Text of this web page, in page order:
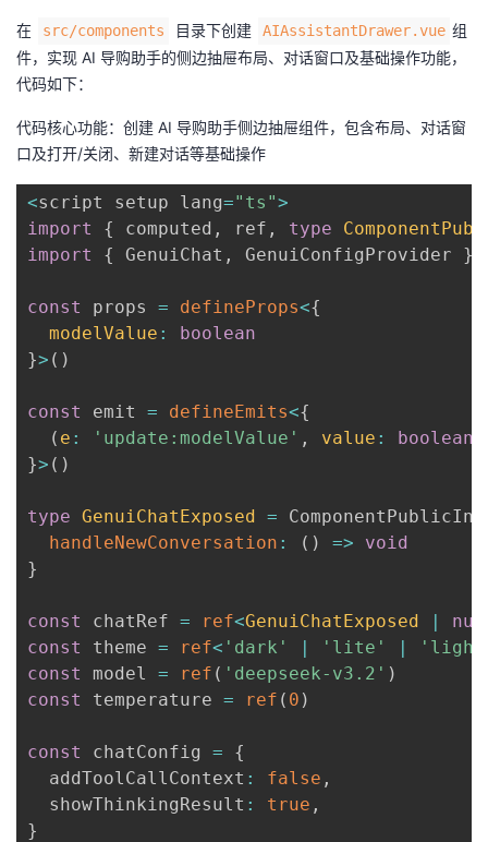
在 src/components 目录下创建 AIAssistantDrawer.vue 组
件，实现 AI 导购助手的侧边抽屉布局、对话窗口及基础操作功能，
代码如下：
代码核心功能：创建 AI 导购助手侧边抽屉组件，包含布局、对话窗
口及打开/关闭、新建对话等基础操作
<script setup lang="ts">
import
{ computed , ref , type
import
{ GenuiChat , GenuiConfigProvider }
const props = defineProps<{
  modelValue
:
boolean
}> ( )
const emit = defineEmits<{
( e : 'update:modelValue' , value : boolean
}> ( )
type GenuiChatExposed =
handleNewConversation : ( ) =>
void
}
const chatRef = ref<GenuiChatExposed |
const
theme = ref< 'dark' | 'lite' |
const
model = ref ( 'deepseek-v3.2' )
const
temperature = ref ( 0 )
const chatConfig =
{
  addToolCallContext
: false ,
  showThinkingResult
: true ,
}